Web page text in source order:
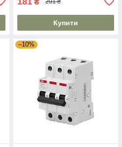
201 ₴
Купити
–10%